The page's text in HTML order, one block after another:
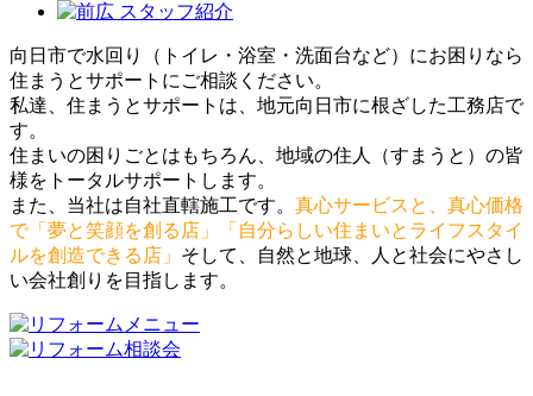
向日市で水回り（トイレ・浴室・洗面台など）にお困りなら
住まうとサポートにご相談ください。
私達、住まうとサポートは、地元向日市に根ざした工務店で
す。
住まいの困りごとはもちろん、地域の住人（すまうと）の皆
様をトータルサポートします。
また、当社は自社直轄施工です。 真心サービスと、真心価格
で「夢と笑顔を創る店」「自分らしい住まいとライフスタイ
ルを創造できる店」 そして、自然と地球、人と社会にやさし
い会社創りを目指します。